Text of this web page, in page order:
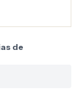
de